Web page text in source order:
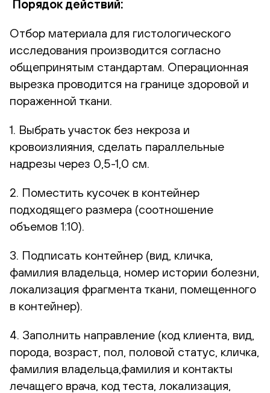
Порядок действий:
Отбор материала для гистологического
исследования производится согласно
общепринятым стандартам. Операционная
вырезка проводится на границе здоровой и
пораженной ткани.
1. Выбрать участок без некроза и
кровоизлияния, сделать параллельные
надрезы через 0,5-1,0 см.
2. Поместить кусочек в контейнер
подходящего размера (соотношение
объемов 1:10).
3. Подписать контейнер (вид, кличка,
фамилия владельца, номер истории болезни,
локализация фрагмента ткани, помещенного
в контейнер).
4. Заполнить направление (код клиента, вид,
порода, возраст, пол, половой статус, кличка,
фамилия владельца,фамилия и контакты
лечащего врача, код теста, локализация,